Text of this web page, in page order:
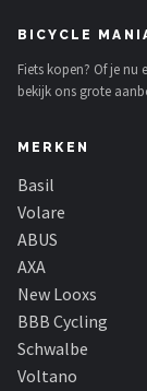
BICYCLE
Fiets kopen? Of je
bekijk ons grote
MERKEN
Basil
Volare
ABUS
AXA
New Looxs
BBB Cycling
Schwalbe
Voltano